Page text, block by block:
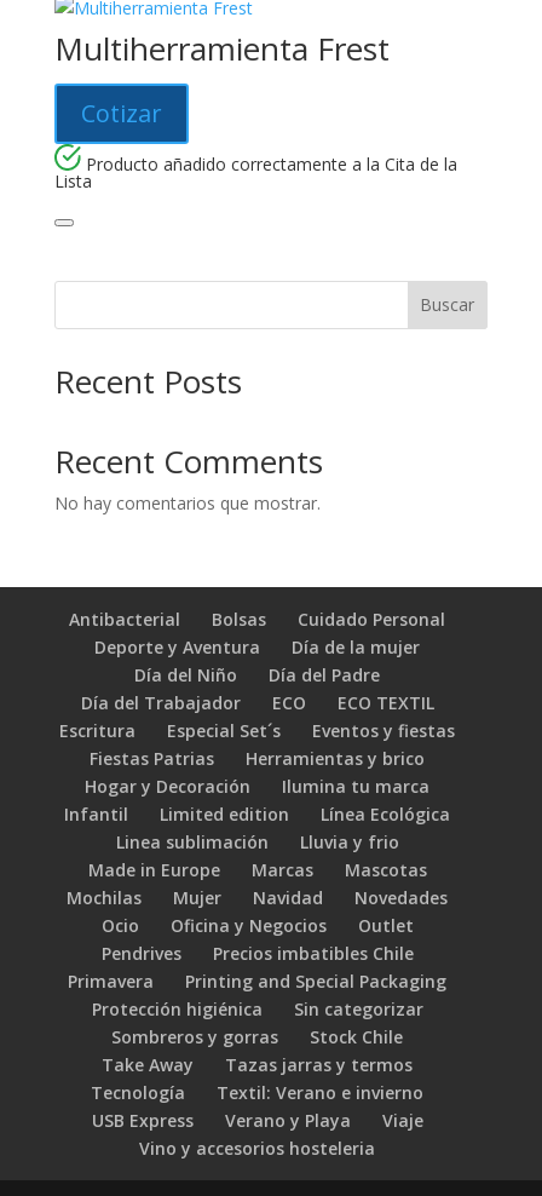
Multiherramienta Frest
Cotizar
Producto añadido correctamente a la Cita de la
Lista
Buscar
Recent Posts
Recent Comments
No hay comentarios que mostrar.
Antibacterial Bolsas
Cuidado Personal
Deporte y Aventura
Día de la mujer
Día del Niño
Día del Padre
Día del Trabajador
ECO
ECO TEXTIL
Escritura
Especial Set´s
Eventos y fiestas
Fiestas Patrias
Herramientas y brico
Hogar y Decoración
Ilumina tu marca
Infantil
Limited edition
Línea Ecológica
Linea sublimación
Lluvia y frio
Made in Europe
Marcas
Mascotas
Mochilas
Mujer Navidad
Novedades
Ocio
Oficina y Negocios
Outlet
Pendrives
Precios imbatibles Chile
Primavera
Printing and Special Packaging
Protección higiénica
Sin categorizar
Sombreros y gorras
Stock Chile
Take Away
Tazas jarras y termos
Tecnología
Textil: Verano e invierno
USB Express
Verano y Playa
Viaje
Vino y accesorios hosteleria